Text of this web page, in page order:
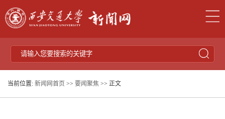
当前位置: 新闻网首页 >> 要闻聚焦 >> 正文